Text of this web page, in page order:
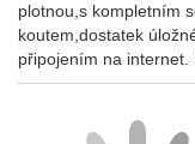
plotnou,s kompletním
koutem,dostatek
připojením na internet.